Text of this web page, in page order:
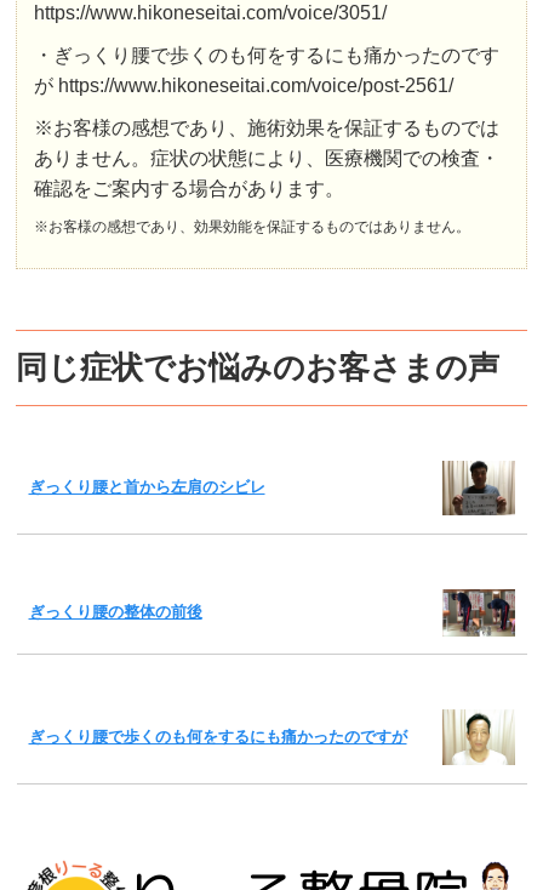
https://www.hikoneseitai.com/voice/3051/
・ぎっくり腰で歩くのも何をするにも痛かったのです
が https://www.hikoneseitai.com/voice/post-2561/
※お客様の感想であり、施術効果を保証するものでは
ありません。症状の状態により、医療機関での検査・
確認をご案内する場合があります。
※お客様の感想であり、効果効能を保証するものではありません。
同じ症状でお悩みのお客さまの声
ぎっくり腰と首から左肩のシビレ
ぎっくり腰の整体の前後
ぎっくり腰で歩くのも何をするにも痛かったのですが